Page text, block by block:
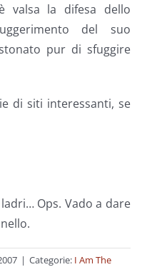
valsa la difesa dello
del suo
pur di sfuggire
di siti interessanti, se
Ops. Vado a dare
| Categorie: I Am The